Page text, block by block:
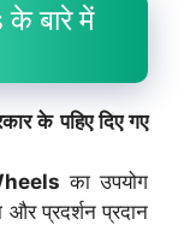
बारे में
के पहिए दिए गए
का उपयोग
प्रदर्शन प्रदान